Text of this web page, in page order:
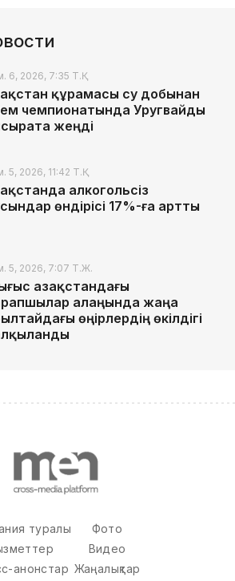
6, 2026, 7:35 Т.Қ.
құрамасы су добынан
чемпионатында Уругвайды
жеңді
5, 2026, 11:42 Т.Қ.
алкогольсіз
өндірісі 17%-ға артты
5, 2026, 7:07 Т.Ж.
Қазақстандағы
алаңында жаңа
өңірлердің өкілдігі
туралы
анонстар
Фото
Видео
Жаңалықтар